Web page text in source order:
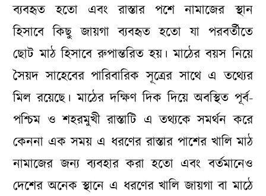
ব্যবহৃত হতো এবং রাস্তার পশে নামাজের স্থান
হিসাবে কিছু জায়গা ব্যবহৃত হতো যা পরবর্তীতে
ছোট মাঠ হিসাবে রুপান্তরিত হয়। মাঠের বয়স নিয়ে
সৈয়দ সাহেবের পারিবারিক সূত্রের সাথে এ তথ্যের
মিল রয়েছে। মাঠের দক্ষিণ দিক দিয়ে অবস্থিত পূর্ব-
পশ্চিম ও শহরমুখী রাস্তাটি এ তথ্যকে সমর্থন করে
কেননা এক সময় এ ধরণের রাস্তার পাশের খালি মাঠ
নামাজের জন্য ব্যবহার করা হতো এবং বর্তমানেও
দেশের অনেক স্থানে এ ধরণের খালি জায়গা বা মাঠে